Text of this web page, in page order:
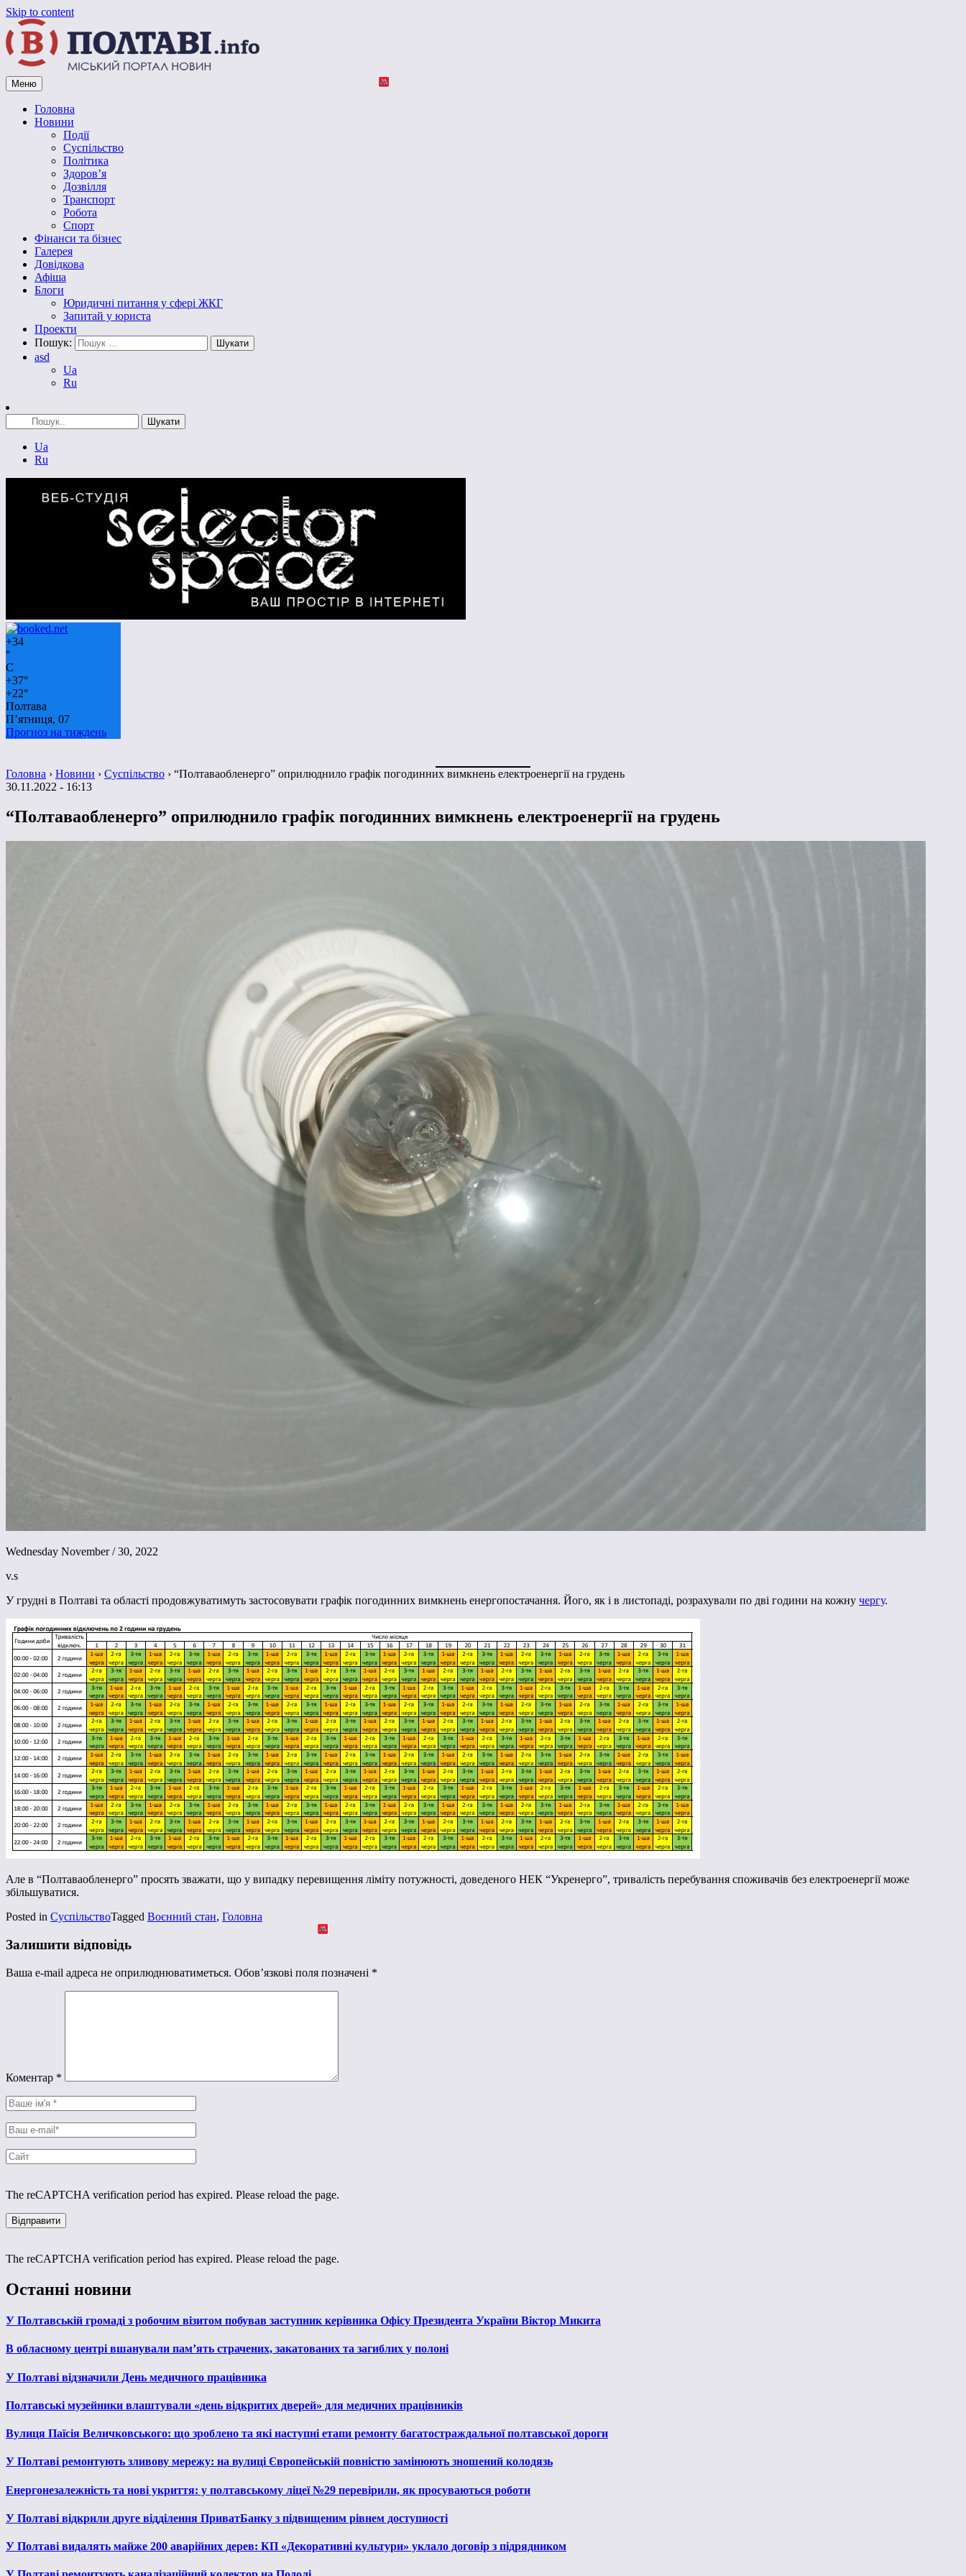
Skip to content
Vpoltave.info
Полтавський портал новин
Меню
Головна
Новини
Події
Суспільство
Політика
Здоров’я
Дозвілля
Транспорт
Робота
Спорт
Фінанси та бізнес
Галерея
Довідкова
Афіша
Блоги
Юридичні питання у сфері ЖКГ
Запитай у юриста
Проекти
Пошук:
asd
Ua
Ru
Ua
Ru
+34
°
C
+37°
+22°
Полтава
П’ятниця, 07
Прогноз на тиждень
Головна › Новини › Суспільство › “Полтаваобленерго” оприлюднило графік погодинних вимкнень електроенергії на грудень
30.11.2022 - 16:13
“Полтаваобленерго” оприлюднило графік погодинних вимкнень електроенергії на грудень
Wednesday November / 30, 2022
v.s
У грудні в Полтаві та області продовжуватимуть застосовувати графік погодинних вимкнень енергопостачання. Його, як і в листопаді, розрахували по дві години на кожну чергу.
Але в “Полтаваобленерго” просять зважати, що у випадку перевищення ліміту потужності, доведеного НЕК “Укренерго”, тривалість перебування споживачів без електроенергії може
збільшуватися.
Posted in СуспільствоTagged Воєнний стан, Головна
Залишити відповідь
Ваша e-mail адреса не оприлюднюватиметься. Обов’язкові поля позначені *
Коментар *
The reCAPTCHA verification period has expired. Please reload the page.
The reCAPTCHA verification period has expired. Please reload the page.
Останні новини
У Полтавській громаді з робочим візитом побував заступник керівника Офісу Президента України Віктор Микита
В обласному центрі вшанували пам’ять страчених, закатованих та загиблих у полоні
У Полтаві відзначили День медичного працівника
Полтавські музейники влаштували «день відкритих дверей» для медичних працівників
Вулиця Паїсія Величковського: що зроблено та які наступні етапи ремонту багатостраждальної полтавської дороги
У Полтаві ремонтують зливову мережу: на вулиці Європейській повністю замінюють зношений колодязь
Енергонезалежність та нові укриття: у полтавському ліцеї №29 перевірили, як просуваються роботи
У Полтаві відкрили друге відділення ПриватБанку з підвищеним рівнем доступності
У Полтаві видалять майже 200 аварійних дерев: КП «Декоративні культури» уклало договір з підрядником